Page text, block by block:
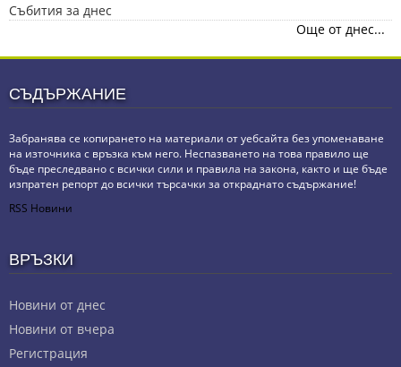
Събития за днес
Още от днес...
СЪДЪРЖАНИЕ
Забранява се копирането на материали от уебсайта без упоменаване
на източника с връзка към него. Неспазването на това правило ще
бъде преследвано с всички сили и правила на закона, както и ще бъде
изпратен репорт до всички търсачки за откраднато съдържание!
RSS Новини
ВРЪЗКИ
Новини от днес
Новини от вчера
Регистрация